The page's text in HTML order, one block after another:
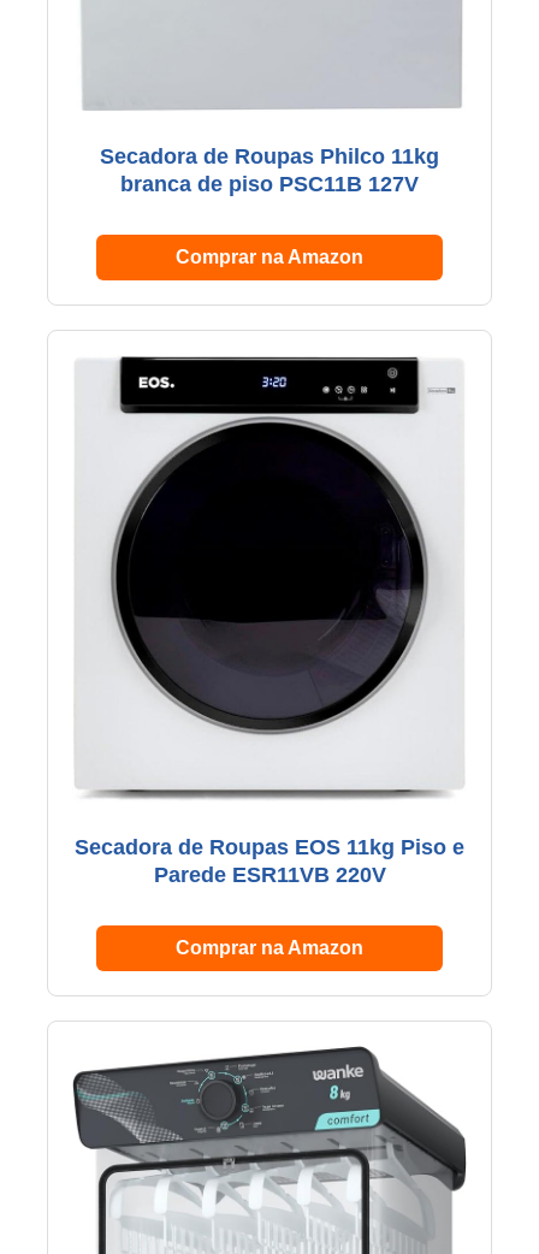
Secadora de Roupas Philco 11kg
branca de piso PSC11B 127V
Comprar na Amazon
Secadora de Roupas EOS 11kg Piso e
Parede ESR11VB 220V
Comprar na Amazon